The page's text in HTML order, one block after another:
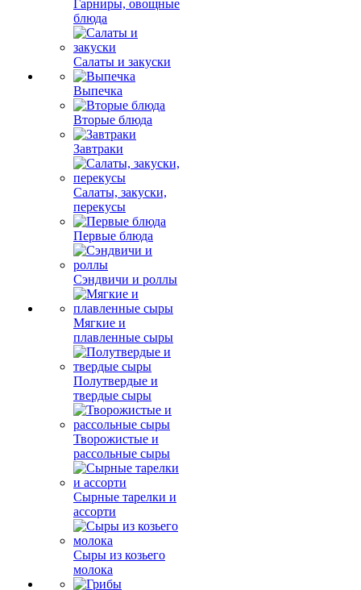
Гарниры, овощные
блюда
Салаты и закуски
Выпечка
Вторые блюда
Завтраки
Салаты, закуски,
перекусы
Первые блюда
Сэндвичи и роллы
Мягкие и
плавленные сыры
Полутвердые и
твердые сыры
Творожистые и
рассольные сыры
Сырные тарелки и
ассорти
Сыры из козьего
молока